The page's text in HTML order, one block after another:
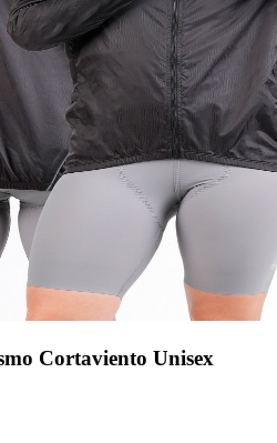
Cortaviento Unisex